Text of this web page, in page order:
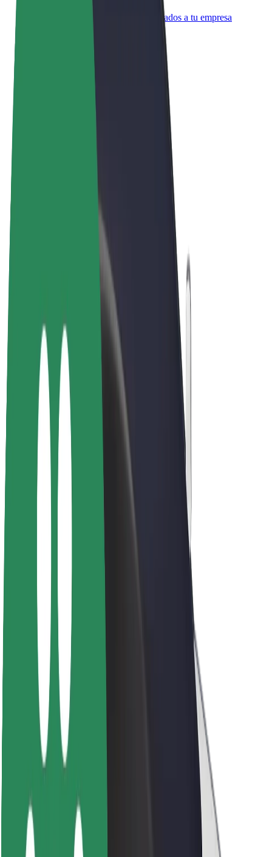
Bolt para empresas
Productos y servicios de Bolt adaptados a tu empresa
Bicis
Bolt Plus
Colabora con Bolt
Conductores
Ingresos de conductor/a
Repartidores
Ingresos de repartidor
Comercios de Bolt Food
Sostenibilidad en Bolt
Project Zero
Blog
Sala de prensa
Directrices de la marca
Misión
Relación con inversores
Liderazgo
Medios
Fondo Urbano
Seguridad